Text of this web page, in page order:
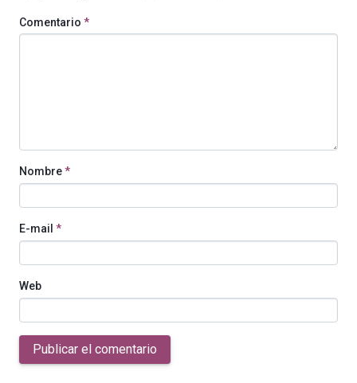
Comentario *
Nombre*
E-mail *
Web
Publicar el comentario